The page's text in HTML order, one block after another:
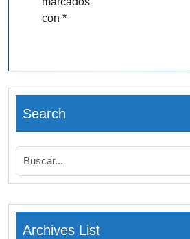
con *
Search
Archives List